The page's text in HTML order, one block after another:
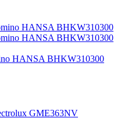
HANSA BHKW310300